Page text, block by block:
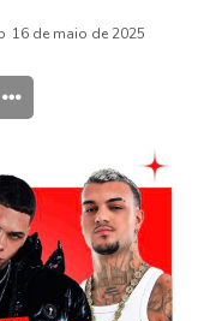
16 de maio de 2025